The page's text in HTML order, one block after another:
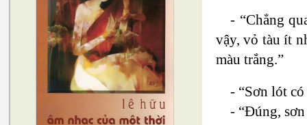
- “Chẳng
vậy, vỏ tàu ít
màu trắng.”
- “Sơn lót
- “Đúng,